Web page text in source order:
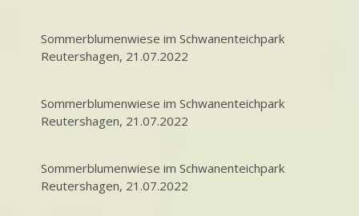
Sommerblumenwiese im Schwanenteichpark
Reutershagen, 21.07.2022
Sommerblumenwiese im Schwanenteichpark
Reutershagen, 21.07.2022
Sommerblumenwiese im Schwanenteichpark
Reutershagen, 21.07.2022